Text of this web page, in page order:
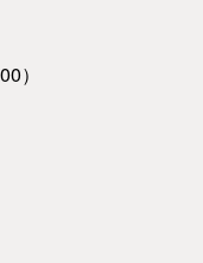
）